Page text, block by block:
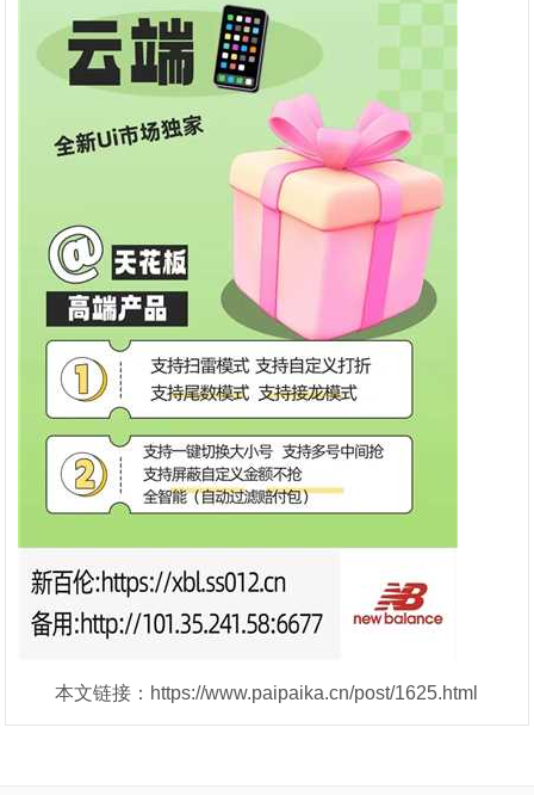
本文链接：https://www.paipaika.cn/post/1625.html